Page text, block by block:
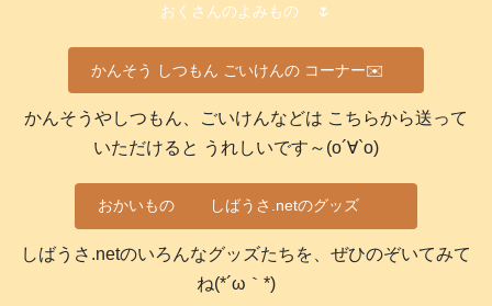
おくさんのよみもの 🌷
かんそう しつもん ごいけんの コーナー✉️
かんそうやしつもん、ごいけんなどは こちらから送って
いただけると うれしいです～(о´∀`о)
おかいもの しばうさ.netのグッズ
しばうさ.netのいろんなグッズたちを、ぜひのぞいてみて
ね(*´ω｀*)